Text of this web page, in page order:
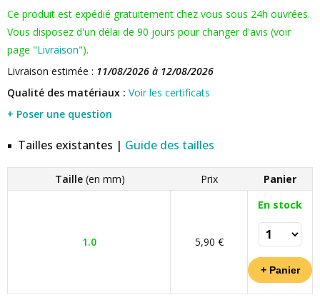
Ce produit est expédié gratuitement chez vous sous 24h ouvrées.
Vous disposez d'un délai de 90 jours pour changer d'avis (voir
page "Livraison").
Livraison estimée : 11/08/2026 à 12/08/2026
Qualité des matériaux : Voir les certificats
+ Poser une question
Tailles existantes | Guide des tailles
Taille(en mm) Prix Panier
1.0 5,90 €
En stock